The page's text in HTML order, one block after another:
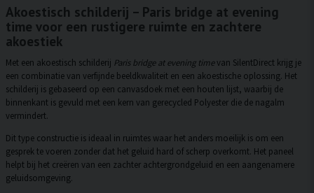
Akoestisch schilderij – Paris bridge at evening
time voor een rustigere ruimte en zachtere
akoestiek
Met een akoestisch schilderij Paris bridge at evening timevan SilentDirect krijg je
een combinatie van verfijnde beeldkwaliteit en een akoestische oplossing. Het
schilderij is gebaseerd op een canvasdoek met een houten lijst, waarbij de
binnenkant is gevuld met een kern van gerecycled Polyester die de nagalm
vermindert.
Dit type constructie is ideaal in ruimtes waar het anders moeilijk is om een
gesprek te voeren zonder dat het geluid hard of scherp overkomt. Het paneel
helpt bij het creëren van een zachter achtergrondgeluid en een aangenamere
geluidsomgeving.